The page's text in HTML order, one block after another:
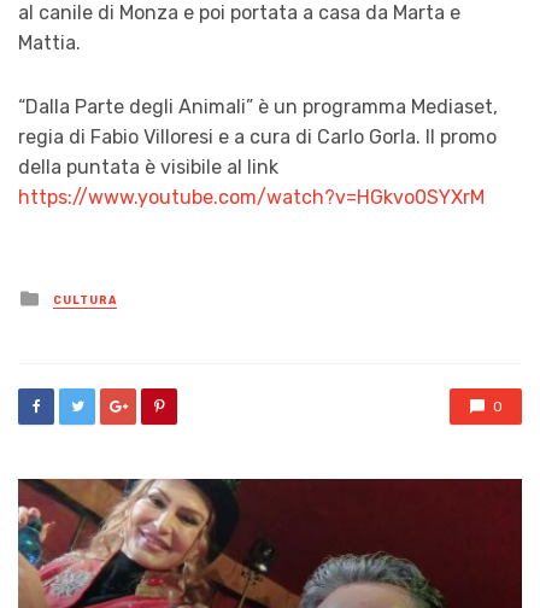
al canile di Monza e poi portata a casa da Marta e
Mattia.
“Dalla Parte degli Animali” è un programma Mediaset,
regia di Fabio Villoresi e a cura di Carlo Gorla. Il promo
della puntata è visibile al link
https://www.youtube.com/watch?v=HGkvo0SYXrM
Posted
in
CULTURA
0